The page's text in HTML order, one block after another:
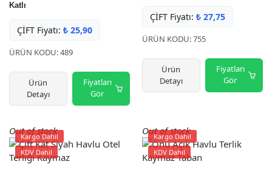
Katlı
ÇİFT Fiyatı: ₺ 25,90
ÜRÜN KODU: 489
Ürün
Detayı
Fiyatları
Gör
ÇİFT Fiyatı: ₺ 27,75
ÜRÜN KODU: 755
Ürün
Detayı
Fiyatları
Gör
Kargo Dahil
KDV Dahil
Out of stock
Kargo Dahil
KDV Dahil
Out of stock